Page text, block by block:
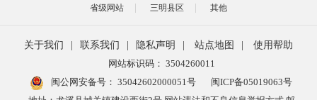
省级网站 三明县区 其他
关于我们 联系我们 隐私声明 站点地图
使用帮助
网站标识码： 3504260011
闽公网安备号： 35042602000051号
闽ICP备05019063号